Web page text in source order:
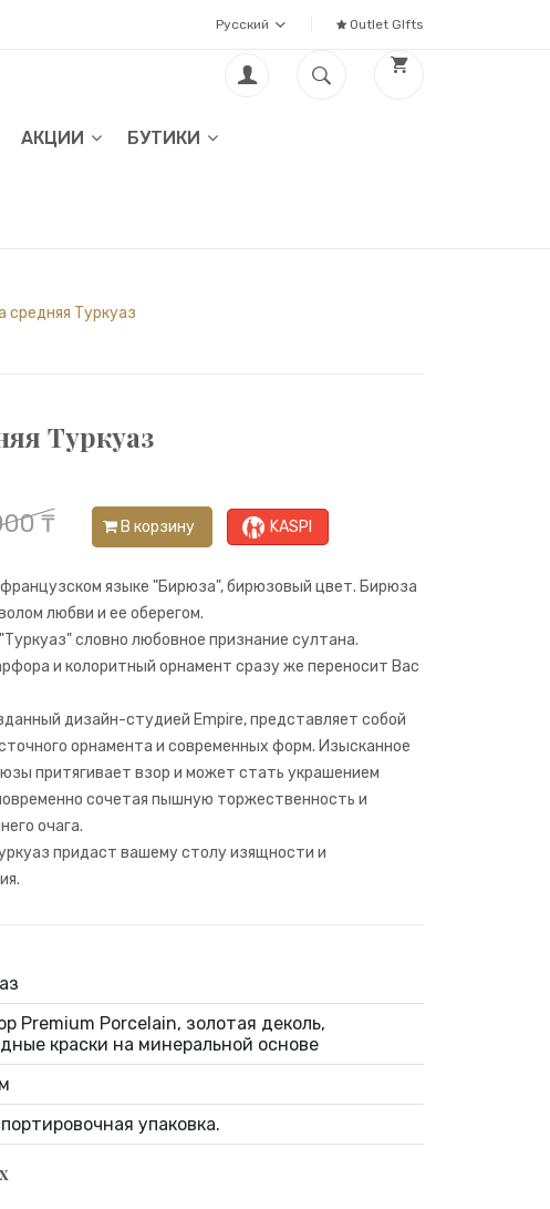
Русский Outlet GIfts
АКЦИИ БУТИКИ
средняя Туркуаз
Туркуаз
₸ В корзину KASPI
языке "Бирюза", бирюзовый цвет. Бирюза
любви и ее оберегом.
словно любовное признание султана.
и колоритный орнамент сразу же переносит Вас
дизайн-студией Empire, представляет собой
орнамента и современных форм. Изысканное
притягивает взор и может стать украшением
сочетая пышную торжественность и
очага.
придаст вашему столу изящности и
Premium Porcelain, золотая деколь,
краски на минеральной основе
упаковка.